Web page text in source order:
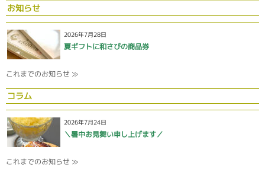
お知らせ
2026年7月28日
夏ギフトに和さびの商品券
これまでのお知らせ ≫
コラム
2026年7月24日
＼暑中お見舞い申し上げます／
これまでのお知らせ ≫